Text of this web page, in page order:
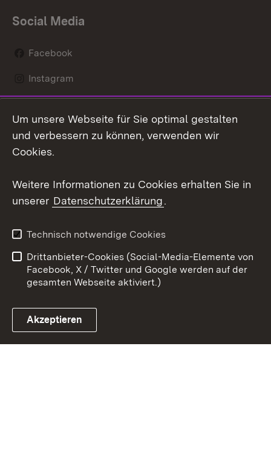
Social Media
Facebook
Instagram
Mastodon
Youtube
Link zum Landesportal
Kontakt
Datenschutz
Barrierefreiheit
Impressum Cookies
Um unsere Webseite für Sie optimal gestalten
und verbessern zu können, verwenden wir
Cookies.
Weitere Informationen zu Cookies erhalten Sie in
unserer Datenschutzerklärung.
Technisch notwendige Cookies
Drittanbieter-Cookies (Social-Media-Elemente von
Facebook, X / Twitter und Google werden auf der
gesamten Webseite aktiviert.)
Akzeptieren